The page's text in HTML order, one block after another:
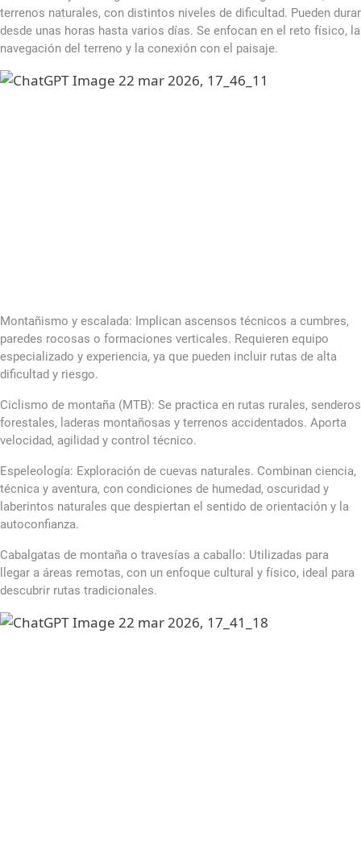
terrenos naturales, con distintos niveles de dificultad. Pueden durar
desde unas horas hasta varios días. Se enfocan en el reto físico, la
navegación del terreno y la conexión con el paisaje.
Montañismo y escalada: Implican ascensos técnicos a cumbres,
paredes rocosas o formaciones verticales. Requieren equipo
especializado y experiencia, ya que pueden incluir rutas de alta
dificultad y riesgo.
Ciclismo de montaña (MTB): Se practica en rutas rurales, senderos
forestales, laderas montañosas y terrenos accidentados. Aporta
velocidad, agilidad y control técnico.
Espeleología: Exploración de cuevas naturales. Combinan ciencia,
técnica y aventura, con condiciones de humedad, oscuridad y
laberintos naturales que despiertan el sentido de orientación y la
autoconfianza.
Cabalgatas de montaña o travesías a caballo: Utilizadas para
llegar a áreas remotas, con un enfoque cultural y físico, ideal para
descubrir rutas tradicionales.